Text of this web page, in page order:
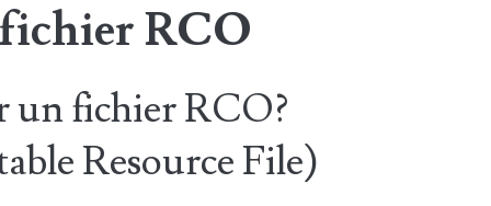
RCO
fichier RCO?
Resource File)